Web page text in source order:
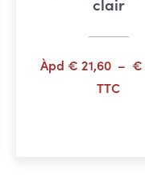
Àpd € 21,60 – €
TTC